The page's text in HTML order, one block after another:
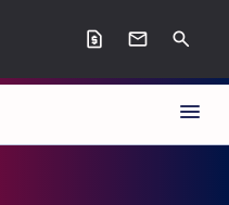
request_page mail Search
Menu